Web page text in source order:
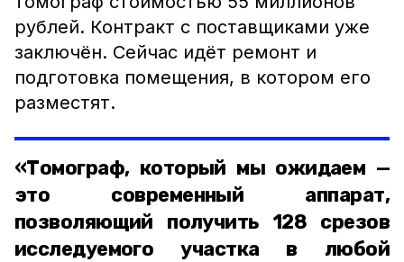
рублей. Контракт с поставщиками уже
заключён. Сейчас идёт ремонт и
подготовка помещения, в котором его
разместят.
«Томограф, который мы ожидаем —
это современный аппарат,
позволяющий получить 128 срезов
исследуемого участка в любой